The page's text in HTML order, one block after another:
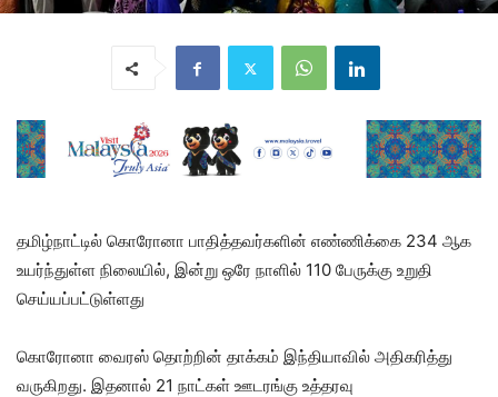
தமிழ்நாட்டில் கொரோனா பாதித்தவர்களின் எண்ணிக்கை 234 ஆக
உயர்ந்துள்ள நிலையில், இன்று ஒரே நாளில் 110 பேருக்கு உறுதி
செய்யப்பட்டுள்ளது
கொரோனா வைரஸ் தொற்றின் தாக்கம் இந்தியாவில் அதிகரித்து
வருகிறது. இதனால் 21 நாட்கள் ஊடரங்கு உத்தரவு